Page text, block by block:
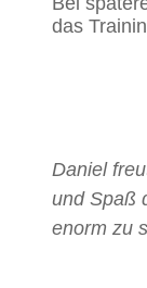
das
Daniel
und Spaß
enorm zu